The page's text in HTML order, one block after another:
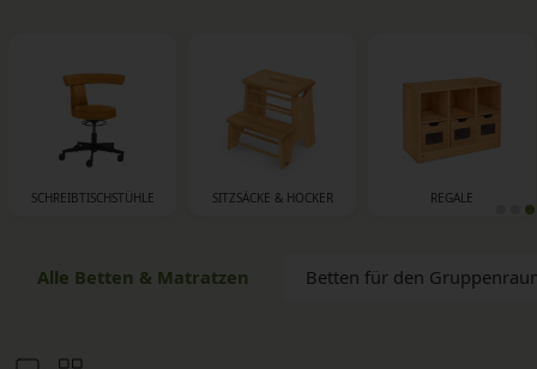
SCHREIBTISCHSTÜHLE SITZSÄCKE & HOCKER REGALE
Alle Betten & Matratzen Betten für den